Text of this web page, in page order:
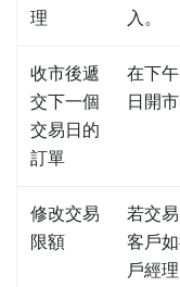
理
入。
收市後遞
交下一個
交易日的
訂單
在下
日開
修改交易
限額
若交
客戶
戶經理